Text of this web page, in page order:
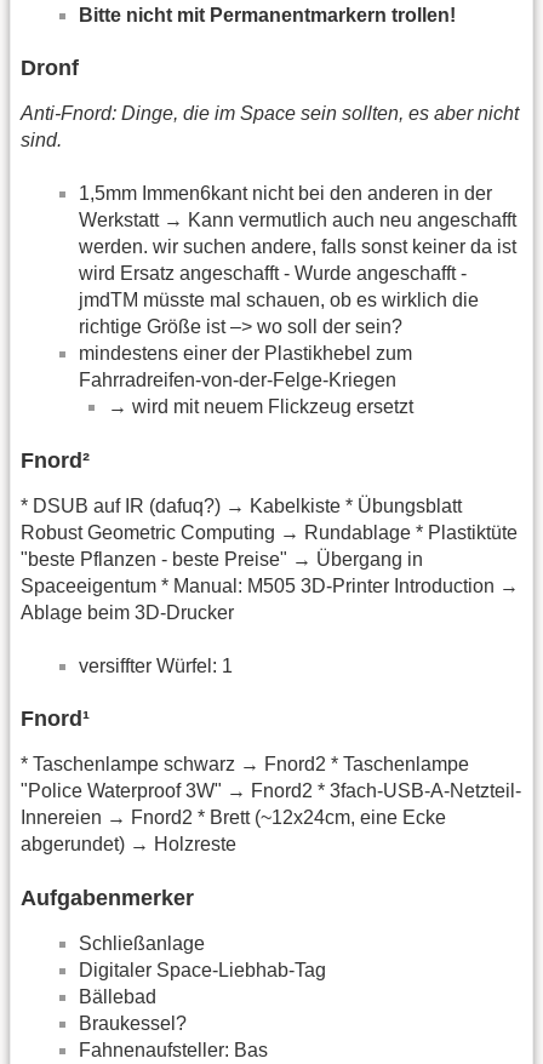
Bitte nicht mit Permanentmarkern trollen!
Dronf
Anti-Fnord: Dinge, die im Space sein sollten, es aber nicht
sind.
1,5mm Immen6kant nicht bei den anderen in der
Werkstatt → Kann vermutlich auch neu angeschafft
werden. wir suchen andere, falls sonst keiner da ist
wird Ersatz angeschafft - Wurde angeschafft -
jmdTM müsste mal schauen, ob es wirklich die
richtige Größe ist –> wo soll der sein?
mindestens einer der Plastikhebel zum
Fahrradreifen-von-der-Felge-Kriegen
→ wird mit neuem Flickzeug ersetzt
Fnord²
* DSUB auf IR (dafuq?) → Kabelkiste * Übungsblatt
Robust Geometric Computing → Rundablage * Plastiktüte
"beste Pflanzen - beste Preise" → Übergang in
Spaceeigentum * Manual: M505 3D-Printer Introduction →
Ablage beim 3D-Drucker
versiffter Würfel: 1
Fnord¹
* Taschenlampe schwarz → Fnord2 * Taschenlampe
"Police Waterproof 3W" → Fnord2 * 3fach-USB-A-Netzteil-
Innereien → Fnord2 * Brett (~12x24cm, eine Ecke
abgerundet) → Holzreste
Aufgabenmerker
Schließanlage
Digitaler Space-Liebhab-Tag
Bällebad
Braukessel?
Fahnenaufsteller: Bas